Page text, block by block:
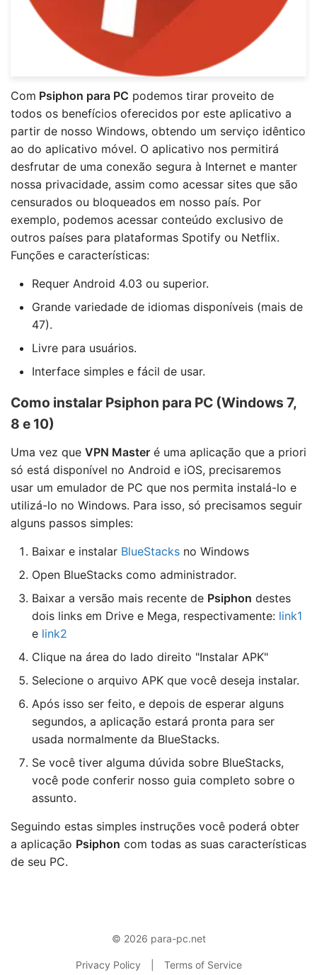
Com Psiphon para PC podemos tirar proveito de
todos os benefícios oferecidos por este aplicativo a
partir de nosso Windows, obtendo um serviço idêntico
ao do aplicativo móvel. O aplicativo nos permitirá
desfrutar de uma conexão segura à Internet e manter
nossa privacidade, assim como acessar sites que são
censurados ou bloqueados em nosso país. Por
exemplo, podemos acessar conteúdo exclusivo de
outros países para plataformas Spotify ou Netflix.
Funções e características:
Requer Android 4.03 ou superior.
Grande variedade de idiomas disponíveis (mais de
47).
Livre para usuários.
Interface simples e fácil de usar.
Como instalar Psiphon para PC (Windows 7,
8 e 10)
Uma vez que VPN Master é uma aplicação que a priori
só está disponível no Android e iOS, precisaremos
usar um emulador de PC que nos permita instalá-lo e
utilizá-lo no Windows. Para isso, só precisamos seguir
alguns passos simples:
Baixar e instalar BlueStacks no Windows
Open BlueStacks como administrador.
Baixar a versão mais recente de Psiphon destes
dois links em Drive e Mega, respectivamente: link1
e link2
Clique na área do lado direito "Instalar APK"
Selecione o arquivo APK que você deseja instalar.
Após isso ser feito, e depois de esperar alguns
segundos, a aplicação estará pronta para ser
usada normalmente da BlueStacks.
Se você tiver alguma dúvida sobre BlueStacks,
você pode conferir nosso guia completo sobre o
assunto.
Seguindo estas simples instruções você poderá obter
a aplicação Psiphon com todas as suas características
de seu PC.
© 2026 para-pc.net
Privacy Policy Terms of Service